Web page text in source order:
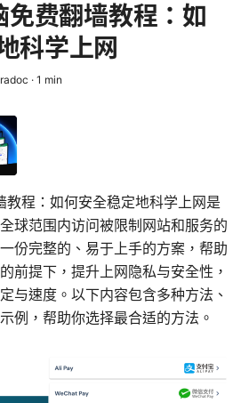
费翻墙教程：如
科学上网
· 1 min
程：如何安全稳定地科学上网是
球范围内访问被限制网站和服务的
份完整的、易于上手的方案，帮助
前提下，提升上网隐私与安全性，
与速度。以下内容包含多种方法、
例，帮助你选择最合适的方法。